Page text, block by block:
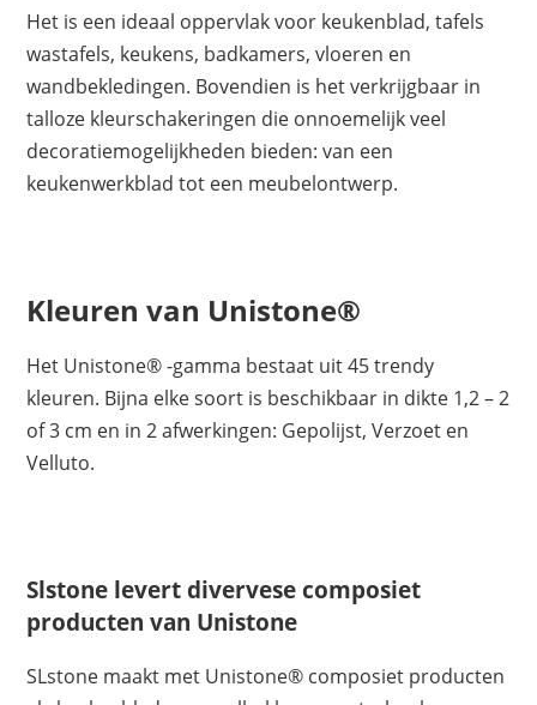
Het is een ideaal oppervlak voor keukenblad, tafels
wastafels, keukens, badkamers, vloeren en
wandbekledingen. Bovendien is het verkrijgbaar in
talloze kleurschakeringen die onnoemelijk veel
decoratiemogelijkheden bieden: van een
keukenwerkblad tot een meubelontwerp.
Kleuren van Unistone®
Het Unistone® -gamma bestaat uit 45 trendy
kleuren. Bijna elke soort is beschikbaar in dikte 1,2 – 2
of 3 cm en in 2 afwerkingen: Gepolijst, Verzoet en
Velluto.
Slstone levert divervese composiet
producten van Unistone
SLstone maakt met Unistone® composiet producten